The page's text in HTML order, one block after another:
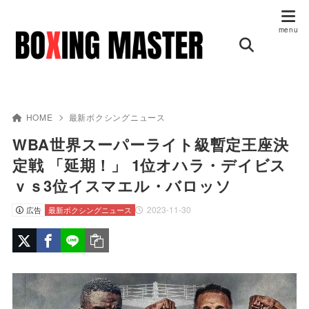
HOME 最新ボクシングニュース
WBA世界スーパーライト級暫定王座決
定戦 「延期！」 1位オハラ・デイビス
ｖｓ3位イスマエル・バロッソ
広告 2023-11-30
最新ボクシングニュース